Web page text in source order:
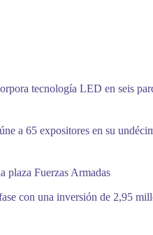
tecnología LED en seis
a 65 expositores en su
plaza Fuerzas Armadas
con una inversión de 2,95